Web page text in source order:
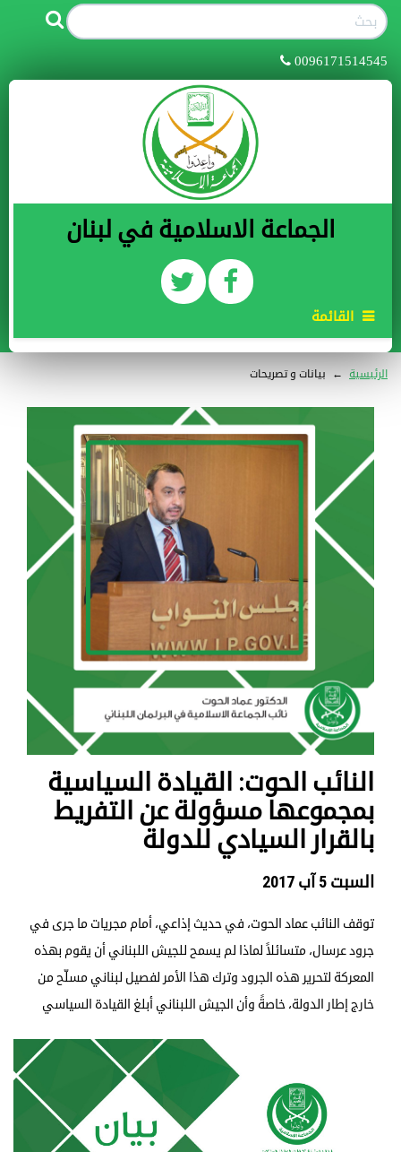
0096171514545
الجماعة الاسلامية في لبنان
القائمة
الرئيسية ← بيانات و تصريحات
النائب الحوت: القيادة السياسية
بمجموعها مسؤولة عن التفريط
بالقرار السيادي للدولة
السبت 5 آب 2017
توقف النائب عماد الحوت، في حديث إذاعي، أمام مجريات ما جرى في
جرود عرسال، متسائلاً لماذا لم يسمح للجيش اللبناني أن يقوم بهذه
المعركة لتحرير هذه الجرود وترك هذا الأمر لفصيل لبناني مسلّح من
خارج إطار الدولة، خاصةً وأن الجيش اللبناني أبلغ القيادة السياسي